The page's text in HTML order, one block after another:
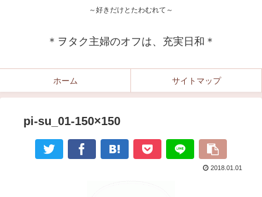
～好きだけとたわむれて～
＊ヲタク主婦のオフは、充実日和＊
ホーム サイトマップ
pi-su_01-150×150
2018.01.01